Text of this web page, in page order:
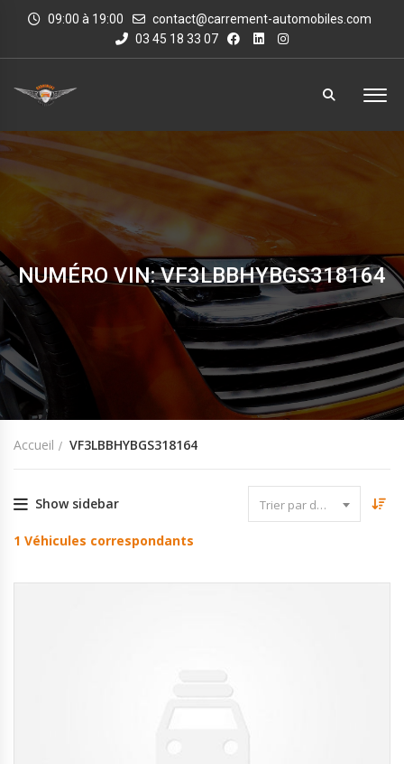
09:00 à 19:00
contact@carrement-automobiles.com
03 45 18 33 07
NUMÉRO VIN: VF3LBBHYBGS318164
Accueil VF3LBBHYBGS318164
Show sidebar Trier par date
1 Véhicules correspondants